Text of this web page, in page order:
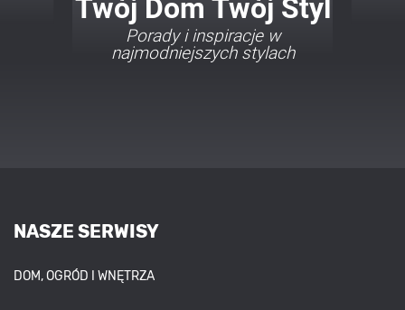
Twój Dom Twój Styl
Porady i inspiracje w
najmodniejszych stylach
NASZE SERWISY
DOM, OGRÓD I WNĘTRZA